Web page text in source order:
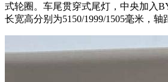
式轮圈。车尾贯穿式尾灯，中央加入
长宽高分别为5150/1999/1505毫米，轴